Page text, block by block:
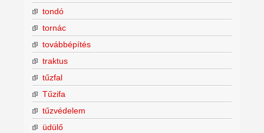
tondó
tornác
továbbépítés
traktus
tűzfal
Tűzifa
tűzvédelem
üdülő